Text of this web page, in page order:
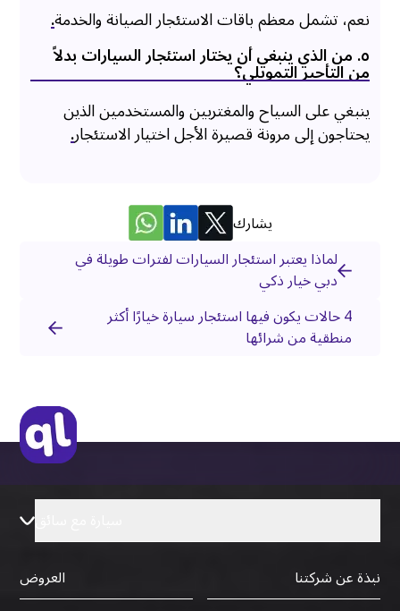
نعم، تشمل معظم باقات الاستئجار الصيانة والخدمة.
٥. من الذي ينبغي أن يختار استئجار السيارات بدلاً
من التأجير التمويلي؟
ينبغي على السياح والمغتربين والمستخدمين الذين
يحتاجون إلى مرونة قصيرة الأجل اختيار الاستئجار.
يشارك
لماذا يعتبر استئجار السيارات لفترات طويلة في
دبي خيار ذكي
4 حالات يكون فيها استئجار سيارة خيارًا أكثر
منطقية من شرائها
نبذة عن شركتنا
العروض